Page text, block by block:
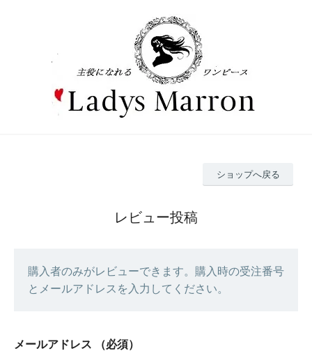
ショップへ戻る
レビュー投稿
購入者のみがレビューできます。購入時の受注番号
とメールアドレスを入力してください。
メールアドレス （必須）